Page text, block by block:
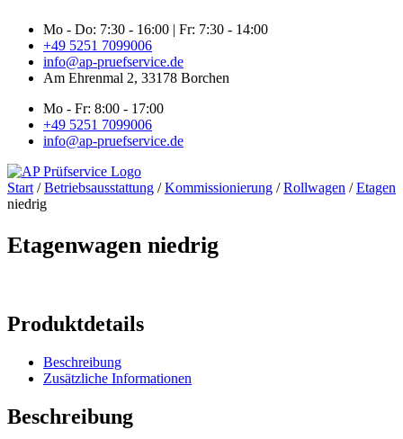
Inhalt
springen
Mo - Do: 7:30 - 16:00 | Fr: 7:30 - 14:00
+49 5251 7099006
info@ap-pruefservice.de
Am Ehrenmal 2, 33178 Borchen
Mo - Fr: 8:00 - 17:00
+49 5251 7099006
info@ap-pruefservice.de
Start /Betriebsausstattung /Kommissionierung /Rollwagen /
niedrig
Etagenwagen niedrig
Produktdetails
Beschreibung
Zusätzliche Informationen
Beschreibung